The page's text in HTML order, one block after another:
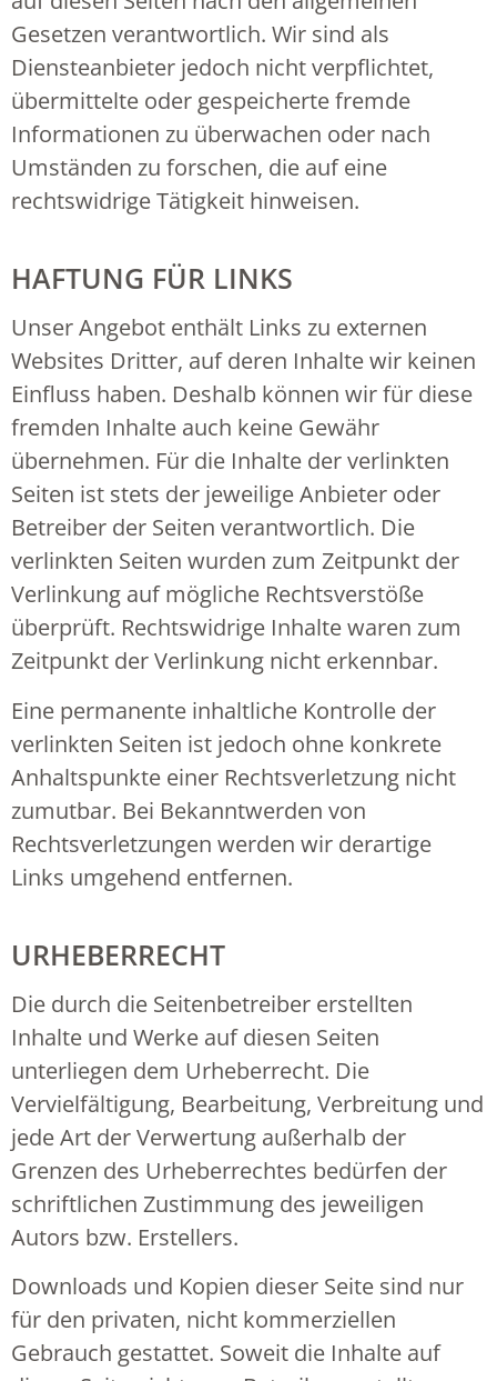
Gesetzen verantwortlich. Wir sind als
Diensteanbieter jedoch nicht verpflichtet,
übermittelte oder gespeicherte fremde
Informationen zu überwachen oder nach
Umständen zu forschen, die auf eine
rechtswidrige Tätigkeit hinweisen.
HAFTUNG FÜR LINKS
Unser Angebot enthält Links zu externen
Websites Dritter, auf deren Inhalte wir keinen
Einfluss haben. Deshalb können wir für diese
fremden Inhalte auch keine Gewähr
übernehmen. Für die Inhalte der verlinkten
Seiten ist stets der jeweilige Anbieter oder
Betreiber der Seiten verantwortlich. Die
verlinkten Seiten wurden zum Zeitpunkt der
Verlinkung auf mögliche Rechtsverstöße
überprüft. Rechtswidrige Inhalte waren zum
Zeitpunkt der Verlinkung nicht erkennbar.
Eine permanente inhaltliche Kontrolle der
verlinkten Seiten ist jedoch ohne konkrete
Anhaltspunkte einer Rechtsverletzung nicht
zumutbar. Bei Bekanntwerden von
Rechtsverletzungen werden wir derartige
Links umgehend entfernen.
URHEBERRECHT
Die durch die Seitenbetreiber erstellten
Inhalte und Werke auf diesen Seiten
unterliegen dem Urheberrecht. Die
Vervielfältigung, Bearbeitung, Verbreitung und
jede Art der Verwertung außerhalb der
Grenzen des Urheberrechtes bedürfen der
schriftlichen Zustimmung des jeweiligen
Autors bzw. Erstellers.
Downloads und Kopien dieser Seite sind nur
für den privaten, nicht kommerziellen
Gebrauch gestattet. Soweit die Inhalte auf